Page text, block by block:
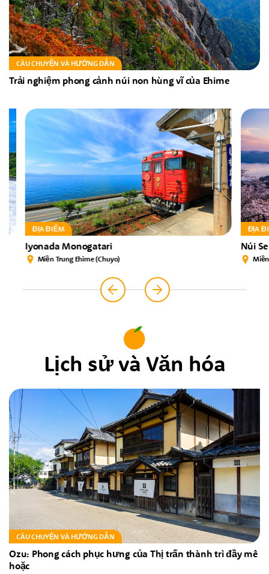
CÂU CHUYỆN VÀ HƯỚNG DẪN
Trải nghiệm phong cảnh núi non hùng vĩ của Ehime
ĐỊA ĐIỂM
Iyonada Monogatari
Miền Trung Ehime (Chuyo)
ĐỊA ĐIỂM
Núi
Miền
Lịch sử và Văn hóa
CÂU CHUYỆN VÀ HƯỚNG DẪN
Ozu: Phong cách phục hưng của Thị trấn thành trì đầy mê
hoặc